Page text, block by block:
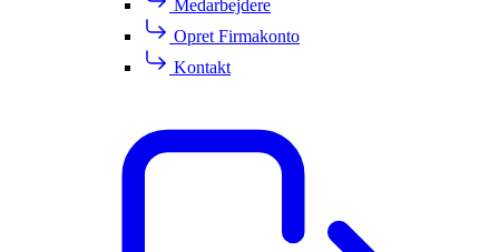
Medarbejdere
Opret Firmakonto
Kontakt